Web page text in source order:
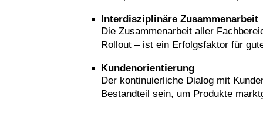
Interdisziplinäre Zusammenarbeit
Die Zusammenarbeit aller
Rollout – ist ein Erfolgsfaktor für
Kundenorientierung
Der kontinuierliche Dialog mit
Bestandteil sein, um Produkte